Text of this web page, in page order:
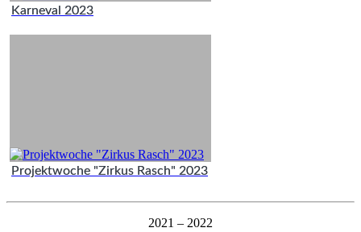
Karneval 2023
Projektwoche "Zirkus Rasch" 2023
2021 – 2022